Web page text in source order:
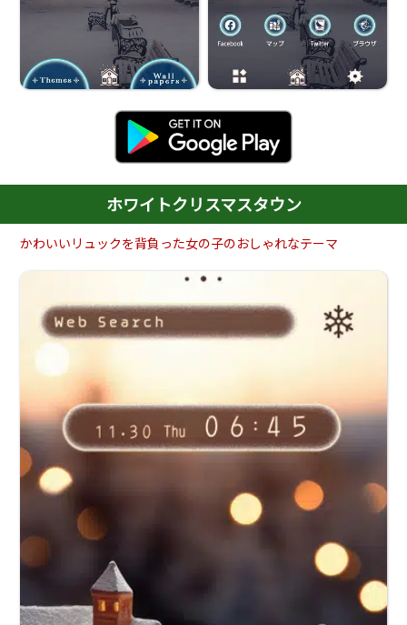
ホワイトクリスマスタウン
かわいいリュックを背負った女の子のおしゃれなテーマ